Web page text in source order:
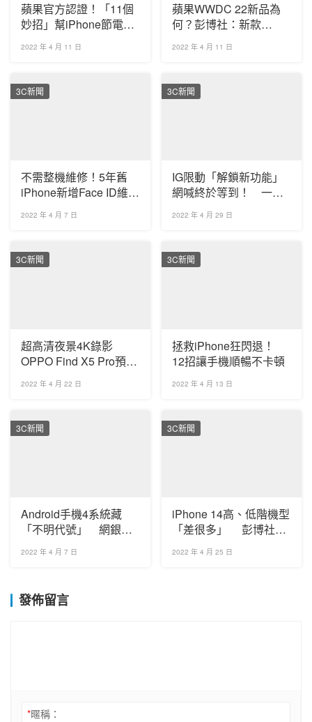
蘋果官方認證！「11個
妙招」幫iPhone節電
開Wi-Fi比行動網路更省
電
2022 年 4 月 11 日
蘋果WWDC 22新品為
何？彭博社：新款
MacBook Air有望亮相
2022 年 4 月 11 日
3C新聞
不需整機維修！5年舊
iPhone新增Face ID維修
服務
2022 年 4 月 7 日
3C新聞
IG限動「解鎖新功能」
網喊終於等到！ 一票
人超不習慣：一直按錯
2022 年 4 月 29 日
3C新聞
超高清夜景4K錄影
OPPO Find X5 Pro預購
開跑
2022 年 4 月 22 日
3C新聞
拯救iPhone狂閃退！
12招讓手機順暢不卡頓
2022 年 4 月 13 日
3C新聞
Android手機4系統藏
「不明代號」 網銀
APP恐遭入侵盜款
2022 年 4 月 7 日
3C新聞
iPhone 14高、低階機型
「差很多」 彭博社盤
點三大差異
2022 年 4 月 25 日
發佈留言
*暱稱：